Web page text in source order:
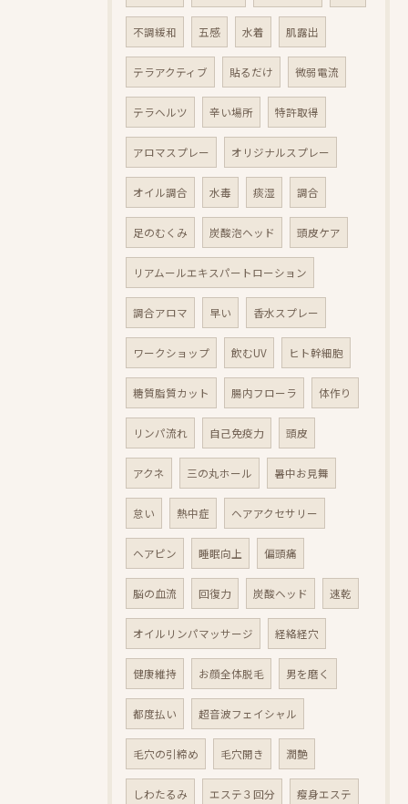
不調緩和 五感 水着 肌露出
テラアクティブ 貼るだけ 微弱電流
テラヘルツ 辛い場所 特許取得
アロマスプレー オリジナルスプレー
オイル調合 水毒 痰湿 調合
足のむくみ 炭酸泡ヘッド 頭皮ケア
リアムールエキスパートローション
調合アロマ 早い 香水スプレー
ワークショップ 飲むUV ヒト幹細胞
糖質脂質カット 腸内フローラ 体作り
リンパ流れ 自己免疫力 頭皮
アクネ 三の丸ホール 暑中お見舞
怠い 熱中症 ヘアアクセサリー
ヘアピン 睡眠向上 偏頭痛
脳の血流 回復力 炭酸ヘッド 速乾
オイルリンパマッサージ 経絡経穴
健康維持 お顔全体脱毛 男を磨く
都度払い 超音波フェイシャル
毛穴の引締め 毛穴開き 潤艶
しわたるみ エステ３回分 瘦身エステ